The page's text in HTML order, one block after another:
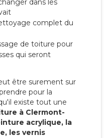
dans les
complet du
de toiture pour
qui seront
être surement sur
pour la
existe tout une
à Clermont-
acrylique, la
les vernis